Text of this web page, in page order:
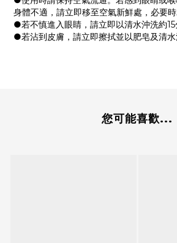
身體不適，請立即移至空氣新鮮處，必要時
●若不慎進入眼睛，請立即以清水沖洗約15
●若沾到皮膚，請立即擦拭並以肥皂及清水
您可能喜歡...